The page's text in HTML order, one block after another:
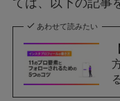
ては、以下の記事
あわせて読みたい